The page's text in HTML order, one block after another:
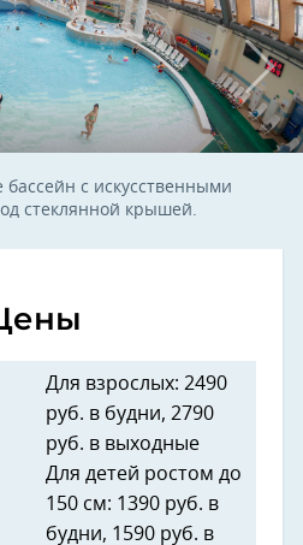
с искусственными
стеклянной крышей.
Для взрослых: 2490
руб. в будни, 2790
руб. в выходные
Для детей ростом до
150 см: 1390 руб. в
будни, 1590 руб. в